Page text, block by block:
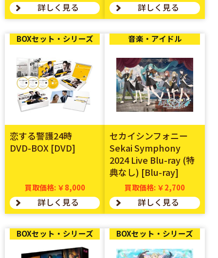
詳しく見る 詳しく見る
BOXセット・シリーズ
恋する警護24時
DVD-BOX [DVD]
買取価格: ￥8,000
詳しく見る
音楽・アイドル
セカイシンフォニー
Sekai Symphony
2024 Live Blu-ray (特
典なし) [Blu-ray]
買取価格: ￥2,700
詳しく見る
BOXセット・シリーズ BOXセット・シリーズ